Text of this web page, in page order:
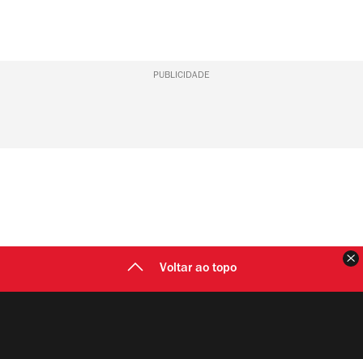
PUBLICIDADE
Voltar ao topo